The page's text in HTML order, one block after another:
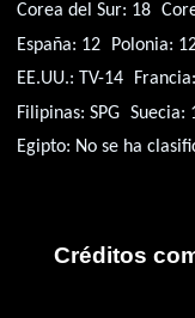
Corea del Sur: 18
España: 12
Polonia:
EE.UU.: TV-14
Filipinas: SPG Suecia:
Egipto: No se ha
Créditos